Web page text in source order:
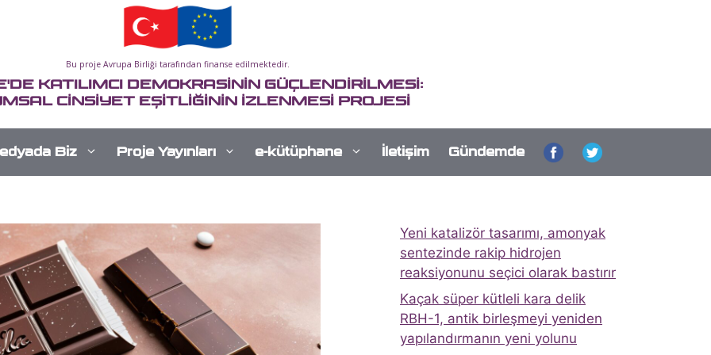
Bu proje Avrupa Birliği tarafından finanse edilmektedir.
KATILIMCI DEMOKRASİNİN GÜÇLENDİRİLMESİ:
CİNSİYET EŞİTLİĞİNİN İZLENMESİ PROJESİ
Biz Proje Yayınları e-kütüphane İletişim Gündemde
Yeni katalizör tasarımı, amonyak
sentezinde rakip hidrojen
reaksiyonunu seçici olarak bastırır
Kaçak süper kütleli kara delik
RBH-1, antik birleşmeyi yeniden
yapılandırmanın yeni yolunu